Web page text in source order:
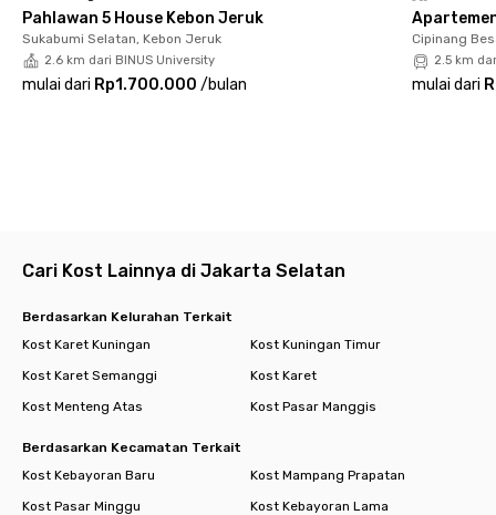
dan hiburan
✅ Air conditioning (AC) agar tetap nyaman di segala cuaca
✅ Water heater untuk kenyamanan saat mandi
✅ Layanan laundry dan pembersihan kamar tanpa biaya
tambahan
Pahlawan 5 House Kebon Jeruk
Sukabumi Selatan, Kebon Jeruk
2.6 km dari BINUS University
mulai dari Rp1.700.000 /bulan
Cipinang
2.5 km
mulai dari
Cari Kost Lainnya di Jakarta Selatan
Berdasarkan Kelurahan Terkait
Kost Karet Kuningan
Kost Kuningan Timur
Kost Karet Semanggi
Kost Karet
Kost Menteng Atas
Kost Pasar Manggis
Berdasarkan Kecamatan Terkait
Kost Kebayoran Baru
Kost Mampang Prapatan
Kost Pasar Minggu
Kost Kebayoran Lama